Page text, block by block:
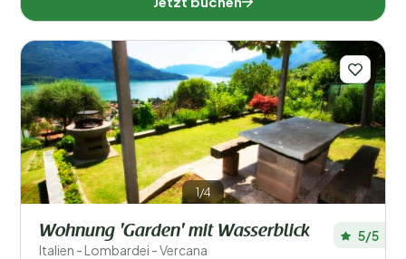
1/4
Wohnung 'Garden' mit Wasserblick
Italien - Lombardei - Vercana
5/5